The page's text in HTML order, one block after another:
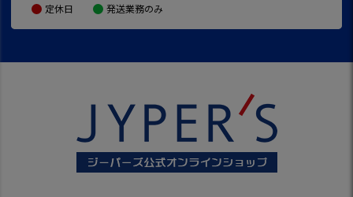
定休日 発送業務のみ